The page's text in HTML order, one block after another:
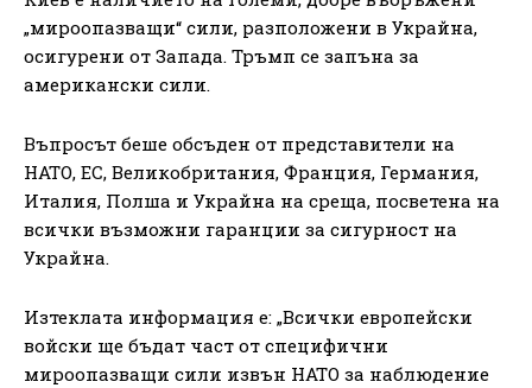
„мироопазващи“ сили, разположени в Украйна,
осигурени от Запада. Тръмп се запъна за
американски сили.
Въпросът беше обсъден от представители на
НАТО, ЕС, Великобритания, Франция, Германия,
Италия, Полша и Украйна на среща, посветена на
всички възможни гаранции за сигурност на
Украйна.
Изтеклата информация е: „Всички европейски
войски ще бъдат част от специфични
мироопазващи сили извън НАТО за наблюдение